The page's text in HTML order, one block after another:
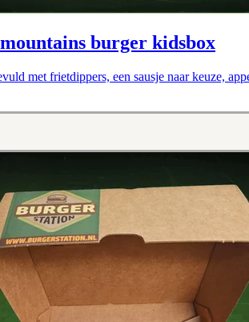
mountains burger kidsbox
met frietdippers, een sausje naar keuze,